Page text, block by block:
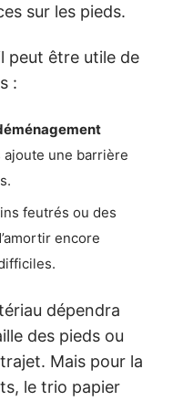
sur les pieds.
peut être utile de
:
une barrière
feutrés ou des
encore
dépendra
des pieds ou
Mais pour la
le trio papier